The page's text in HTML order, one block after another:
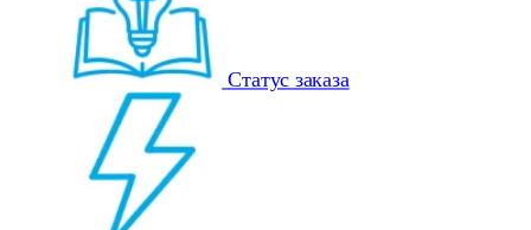
Статус заказа